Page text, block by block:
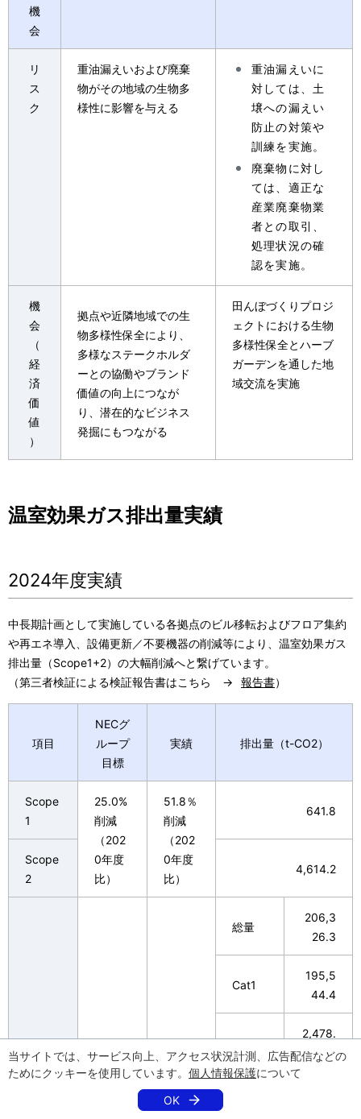
当サイトでは、サービス向上、アクセス状況計測、広告配信などの
ためにクッキーを使用しています。 個人情報保護について
OK
機
会
リ
ス
ク
重油漏えいおよび廃棄
物がその地域の生物多
様性に影響を与える
重油漏えいに
対しては、土
壌への漏えい
防止の対策や
訓練を実施。
廃棄物に対し
ては、適正な
産業廃棄物業
者との取引、
処理状況の確
認を実施。
機
会
（
経
済
価
値
）
拠点や近隣地域での生
物多様性保全により、
多様なステークホルダ
ーとの協働やブランド
価値の向上につなが
り、潜在的なビジネス
発掘にもつながる
田んぼづくりプロジ
ェクトにおける生物
多様性保全とハーブ
ガーデンを通した地
域交流を実施
温室効果ガス排出量実績
2024年度実績
中長期計画として実施している各拠点のビル移転およびフロア集約
や再エネ導入、設備更新／不要機器の削減等により、温室効果ガス
排出量（Scope1+2）の大幅削減へと繋げています。
（第三者検証による検証報告書はこちら →
報告書）
項目
NECグ
ループ
目標
実績 排出量（t-CO2）
Scope
1
25.0%
削減
（202
0年度
比）
51.8％
削減
（202
0年度
比）
641.8
Scope
2
4,614.2
総量
206,3
26.3
Cat1
195,5
44.4
Cat2
2,478.
3